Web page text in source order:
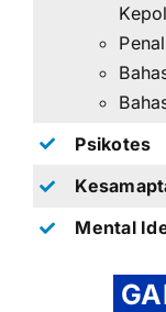
Psikotes
Mental